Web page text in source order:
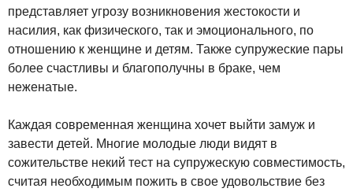
представляет угрозу возникновения жестокости и
насилия, как физического, так и эмоционального, по
отношению к женщине и детям. Также супружеские пары
более счастливы и благополучны в браке, чем
неженатые.
Каждая современная женщина хочет выйти замуж и
завести детей. Многие молодые люди видят в
сожительстве некий тест на супружескую совместимость,
считая необходимым пожить в свое удовольствие без